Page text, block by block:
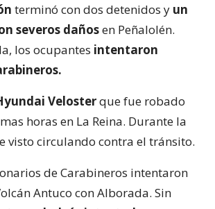
terminó con dos detenidos y un
severos dañosen Peñalolén.
los ocupantes intentaron
Velosterque fue robado
horas en La Reina. Durante la
visto circulando contra el tránsito.
de Carabineros intentaron
Antuco con Alborada. Sin